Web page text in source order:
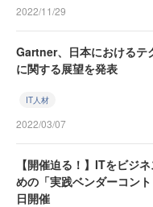
2022/11/29
Gartner、日本におけるテ
に関する展望を発表
IT人材
2022/03/07
【開催迫る！】ITをビジ
めの「実践ベンダーコン
日開催